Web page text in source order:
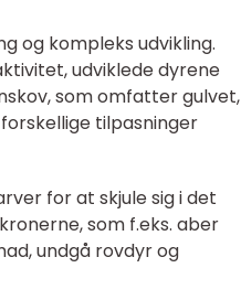
og kompleks udvikling.
udviklede dyrene
som omfatter gulvet,
tilpasninger
for at skjule sig i det
som f.eks. aber
undgå rovdyr og